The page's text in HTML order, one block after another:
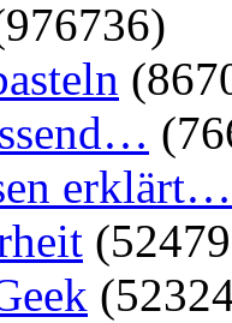
erklärt…